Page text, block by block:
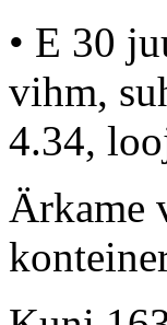
• E 30
vihm,
4.34,
Ärkame